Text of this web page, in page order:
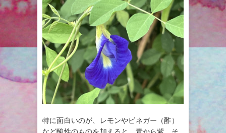
特に面白いのが、レモンやビネガー（酢）
など酸性のものを加えると、青から紫、そ